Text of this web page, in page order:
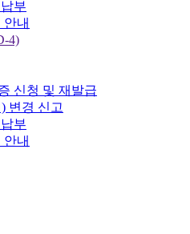
부
내
4)
신청 및 재발급
변경 신고
부
내